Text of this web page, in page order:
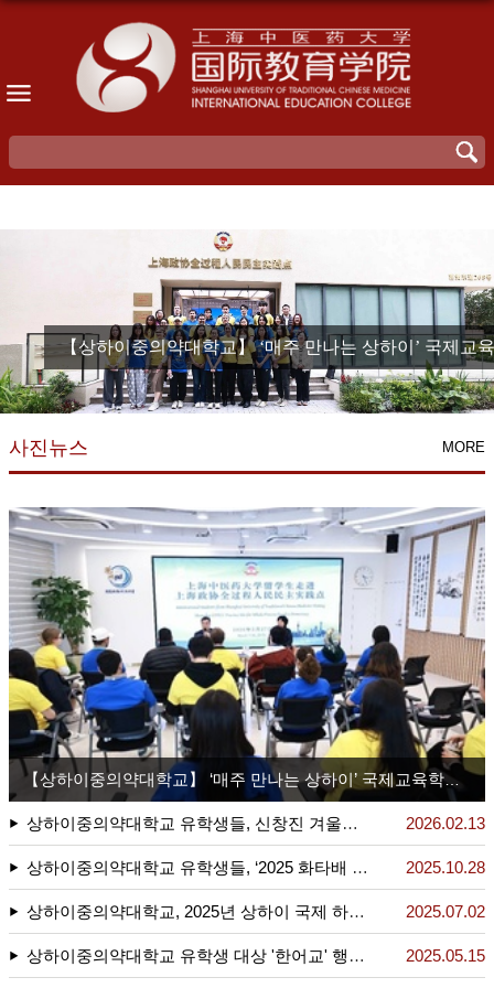
【상하이중의약대학교】 ‘매주 만나는 상하이’ 국제
사진뉴스 MORE
【상하이중의약대학교】 ‘매주 만나는 상하이’ 국제교육학원, 여러 나라 유학생들과 상하이시 정협 전 과정 인민민주주의 실천 거점 찾아 중국 민주주의 실천의 매력을 생생하게 체험
상하이중의약대학교 유학생들, 신창진 겨울방학 돌봄교실 방문 2026.02.13
상하이중의약대학교 유학생들, ‘2025 화타배 전국 고등교육기관 침구·추나 임상기술대회’에서 수상 2025.10.28
상하이중의약대학교, 2025년 상하이 국제 하계학교(중의약 프로그램) 성공적으로 개최 2025.07.02
상하이중의약대학교 유학생 대상 '한어교' 행사 개최 2025.05.15